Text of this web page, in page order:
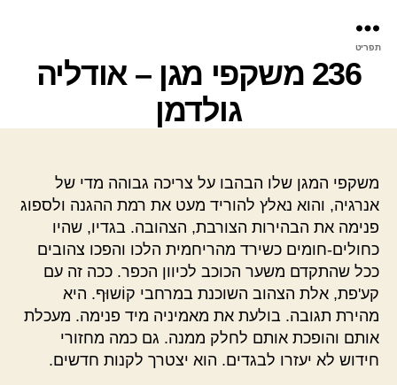
תפריט
236 משקפי מגן – אודליה
גולדמן
משקפי המגן שלו הבהבו על צריכה גבוהה מדי של
אנרגיה, והוא נאלץ להוריד מעט את רמת ההגנה ולספוג
פנימה את הבהירות הצורבת, הצהובה. בגדיו, שהיו
כחולים-חומים כשירד מהריחמית הלכו והפכו צהובים
ככל שהתקדם משער הכוכב לכיוון הכפר. ככה זה עם
קע'פת, אלת הצהוב השוכנת במרחבי קוֹשוּף. היא
מהירת תגובה. בולעת את מאמיניה מיד פנימה. מעכלת
אותם והופכת אותם לחלק ממנה. גם כמה מחזורי
חידוש לא יעזרו לבגדים. הוא יצטרך לקנות חדשים.